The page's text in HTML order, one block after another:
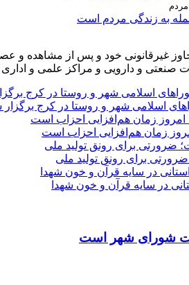
به زندگی مردم است
غیرقانونی خود و پس از مشاهده و
صنعتی و دارویی و مراکز علمی و
اسلامی شهر و روستا در کرج
زمان هم‌افزایی احزاب است
ضرورتی برای رونق تولید ملی
در سایه قرآن و خون شهدا
شورای شهر است